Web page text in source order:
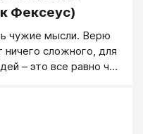
Фексеус)
чужие мысли. Верю
ничего сложного, для
– это все равно что
На самом деле
это